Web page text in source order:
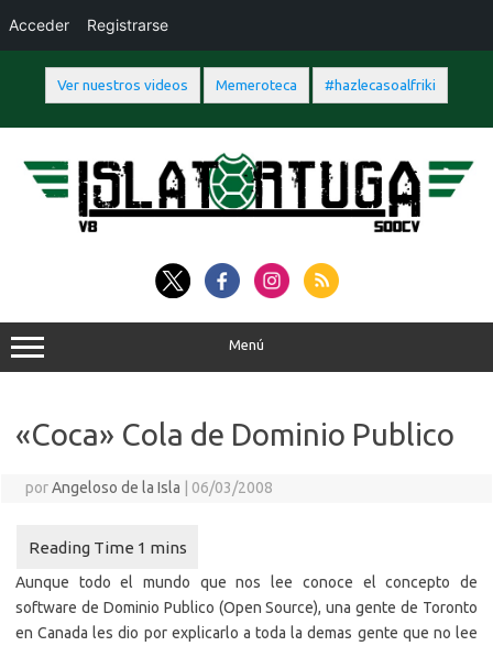
Ver nuestros videos Memeroteca #hazlecasoalfriki
contenido
Menú
«Coca» Cola de Dominio Publico
porAngeloso de la Isla 06/03/2008
Aunque todo el mundo que nos lee conoce el concepto de
software de Dominio Publico (Open Source), una gente de Toronto
en Canada les dio por explicarlo a toda la demas gente que no lee
Acceder Registrarse